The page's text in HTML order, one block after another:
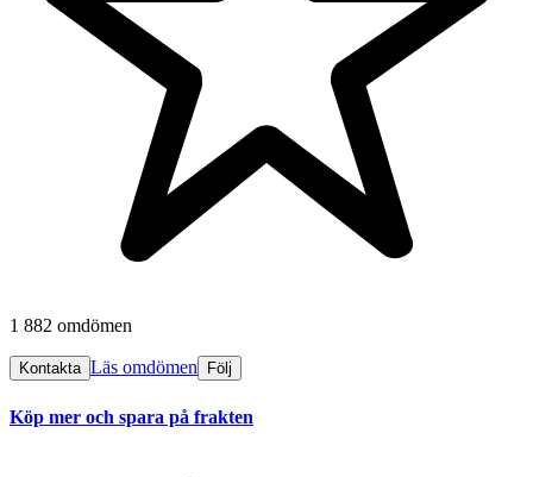
1 882 omdömen
Kontakta Läs omdömen Följ
Köp mer och spara på frakten